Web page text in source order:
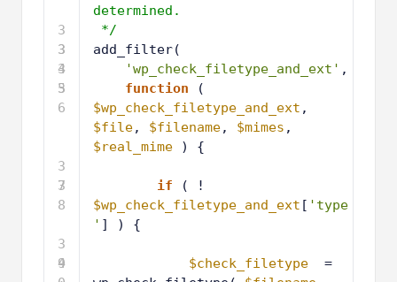
3
3
3
4
3
5
3
6
3
7
3
8
3
9
4
determined.
*/
add_filter(
'wp_check_filetype_and_ext' ,
function
$wp_check_filetype_and_ext
$file, $filename, $mimes
$real_mime
) {
if
$wp_check_filetype_and_ext [ 'type
' ] ) {
$check_filetype
=